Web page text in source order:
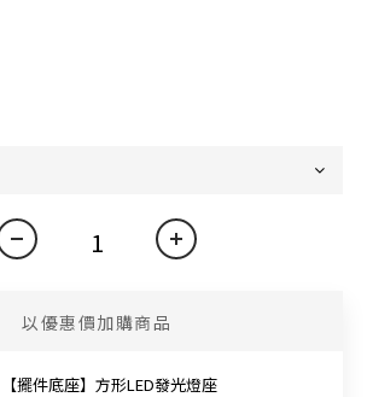
以優惠價加購商品
【擺件底座】方形LED發光燈座